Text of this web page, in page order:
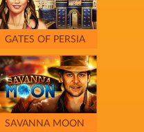
GATES OF PERSIA
SAVANNA MOON